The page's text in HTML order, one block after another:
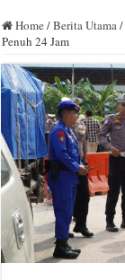
Home /Berita Utama/
Penuh 24 Jam